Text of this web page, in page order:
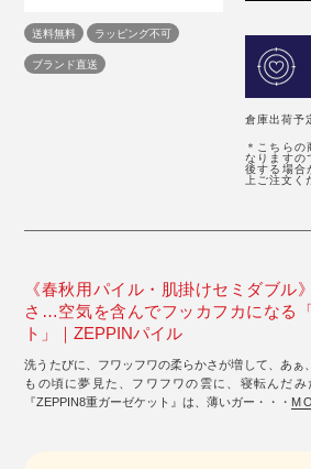
送料無料
ラッピング不可
ブランド直送
倉庫出荷予
＊こちら
なりますの
後する場合
上ご注文く
《春秋用パイル・肌掛けセミダブル
さ…空気を含んでフッカフカになる
ト」｜ZEPPINパイル
洗うたびに、フワッフワの柔らかさが増して、あ
もの頃に夢見た、フワフワの雲に、寝転んだ
『ZEPPIN8重ガーゼケット』は、薄いガー・・・